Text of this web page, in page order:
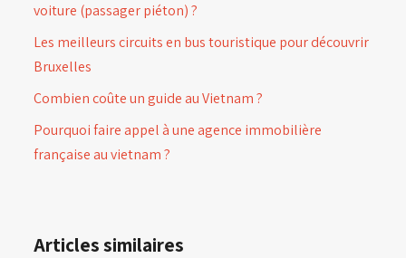
voiture (passager piéton) ?
Les meilleurs circuits en bus touristique pour découvrir
Bruxelles
Combien coûte un guide au Vietnam ?
Pourquoi faire appel à une agence immobilière
française au vietnam ?
Articles similaires